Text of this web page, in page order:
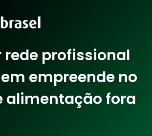
rede profissional
empreende no
alimentação fora